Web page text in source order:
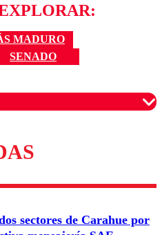
MADURO
SENADO
para garantizar un
sectores de Carahue por